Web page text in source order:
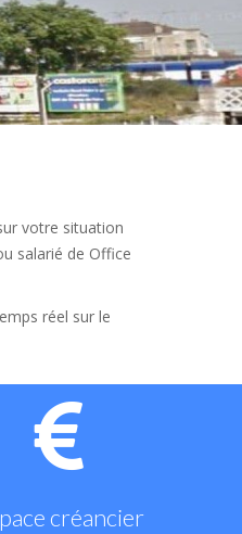
votre situation
salarié de Office
réel sur le
créancier